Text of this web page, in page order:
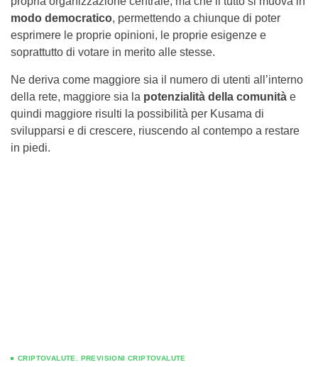
modo democratico, permettendo a chiunque di poter
esprimere le proprie opinioni, le proprie esigenze e
soprattutto di votare in merito alle stesse.
Ne deriva come maggiore sia il numero di utenti all’interno
della rete, maggiore sia la potenzialità della comunità e
quindi maggiore risulti la possibilità per Kusama di
svilupparsi e di crescere, riuscendo al contempo a restare
in piedi.
CRIPTOVALUTE PREVISIONI CRIPTOVALUTE